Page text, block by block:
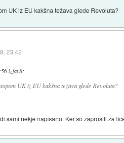
UK iz EU kakšna težava glede Revoluta?
23:42
izjavil:
UK iz EU kakšna težava glede Revoluta?
sami nekje napisano. Ker so zaprosili za